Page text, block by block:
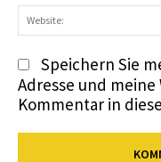
Speichern Sie
Adresse und
Kommentar in